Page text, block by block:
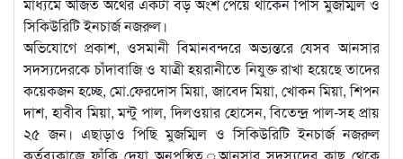
সিকিউরিটি ইনচার্জ নজরুল।
অভিযোগে প্রকাশ, ওসমানী বিমানবন্দরে অভ্যন্তরে যেসব আনসার
সদস্যদেরকে চাঁদাবাজি ও যাত্রী হয়রানীতে নিযুক্ত রাখা হয়েছে তাদের
কয়েকজন হচ্ছে, মো.ফেরদোস মিয়া, জাবেদ মিয়া, খোকন মিয়া, শিপন
দাশ, হাবীব মিয়া, মন্টু পাল, দিলওয়ার হোসেন, বিতেন্দ্র পাল-সহ প্রায়
২৫ জন। এছাড়াও পিছি মুজম্মিল ও সিকিউরিটি ইনচার্জ নজরুল
কর্তব্যকাজে ফাঁকি দেয়া অনুপস্থিত ্আনসার সদস্যদের কাছ থেকে